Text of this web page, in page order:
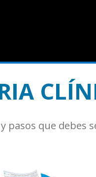
que debes